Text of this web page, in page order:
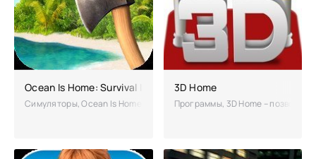
Ocean Is Home: Survival Island взломанная (Мод много
Симуляторы, Ocean Is Home: Survival Island – приключенческая
3D Home
Программы, 3D Home – позволит